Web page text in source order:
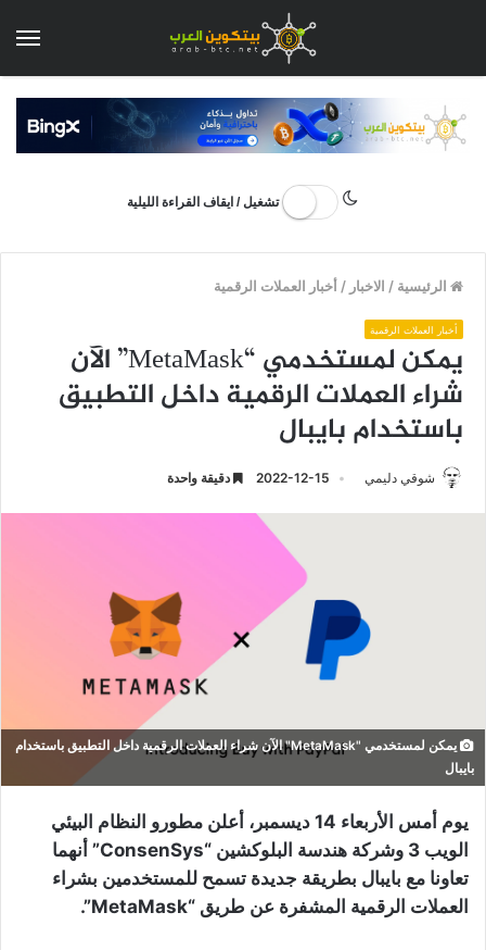
تشغيل / ايقاف القراءة الليلية
الرئيسية / الاخبار /أخبار العملات الرقمية
أخبار العملات الرقمية
يمكن لمستخدمي “MetaMask” الآن
شراء العملات الرقمية داخل التطبيق
باستخدام بايبال
شوقي دليمي 2022-12-15 دقيقة واحدة
يمكن لمستخدمي "MetaMask" الآن شراء العملات الرقمية داخل التطبيق باستخدام
بايبال
يوم أمس الأربعاء 14 ديسمبر، أعلن مطورو النظام البيئي
الويب 3 وشركة هندسة البلوكشين “ConsenSys” أنهما
تعاونا مع بايبال بطريقة جديدة تسمح للمستخدمين بشراء
العملات الرقمية المشفرة عن طريق “MetaMask”.